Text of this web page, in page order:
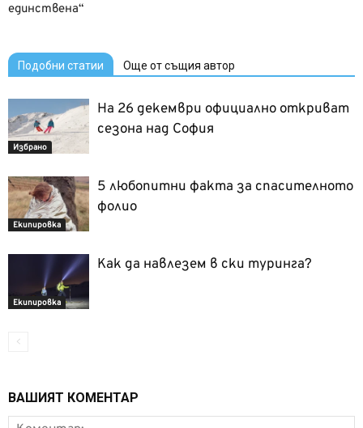
единствена“
Подобни статии Още от същия автор
Избрано
На 26 декември официално откриват
сезона над София
Екипировка
5 любопитни факта за спасителното
фолио
Екипировка
Как да навлезем в ски туринга?
ВАШИЯТ КОМЕНТАР